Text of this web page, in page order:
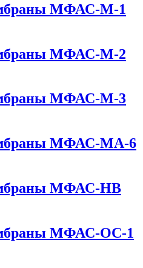
МФАС-М-1
МФАС-М-2
МФАС-М-3
МФАС-МА-6
МФАС-НВ
МФАС-ОС-1